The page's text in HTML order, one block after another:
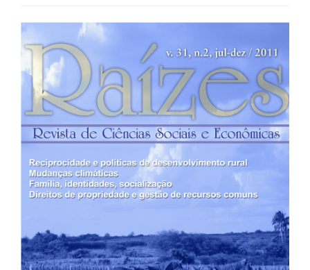
Barra
lateral
de
artigos